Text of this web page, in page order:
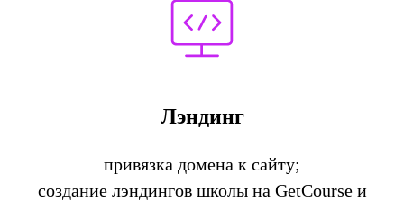
Лэндинг
привязка домена к сайту;
создание лэндингов школы на GetCourse и